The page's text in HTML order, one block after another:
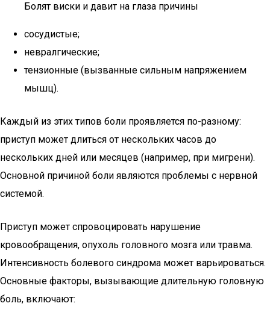
Болят виски и давит на глаза причины
сосудистые;
невралгические;
тензионные (вызванные сильным напряжением
мышц).
Каждый из этих типов боли проявляется по-разному:
приступ может длиться от нескольких часов до
нескольких дней или месяцев (например, при мигрени).
Основной причиной боли являются проблемы с нервной
системой.
Приступ может спровоцировать нарушение
кровообращения, опухоль головного мозга или травма.
Интенсивность болевого синдрома может варьироваться.
Основные факторы, вызывающие длительную головную
боль, включают: